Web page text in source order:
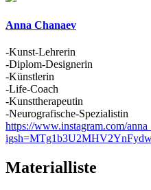
Anna Chanaev
-Kunst-Lehrerin
-Diplom-Designerin
-Künstlerin
-Life-Coach
-Kunsttherapeutin
-Neurografische-Spezialistin
https://www.instagram.com/
Materialliste